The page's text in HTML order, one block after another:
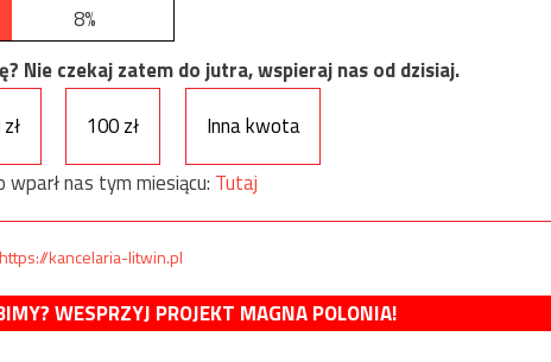
8%
Nie czekaj zatem do jutra, wspieraj nas od dzisiaj.
100 zł
Inna kwota
wparł nas tym miesiącu: Tutaj
https://kancelaria-litwin.pl
WESPRZYJ PROJEKT MAGNA POLONIA!